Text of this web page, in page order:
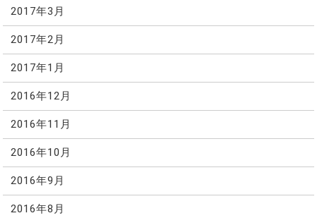
2017年3月
2017年2月
2017年1月
2016年12月
2016年11月
2016年10月
2016年9月
2016年8月